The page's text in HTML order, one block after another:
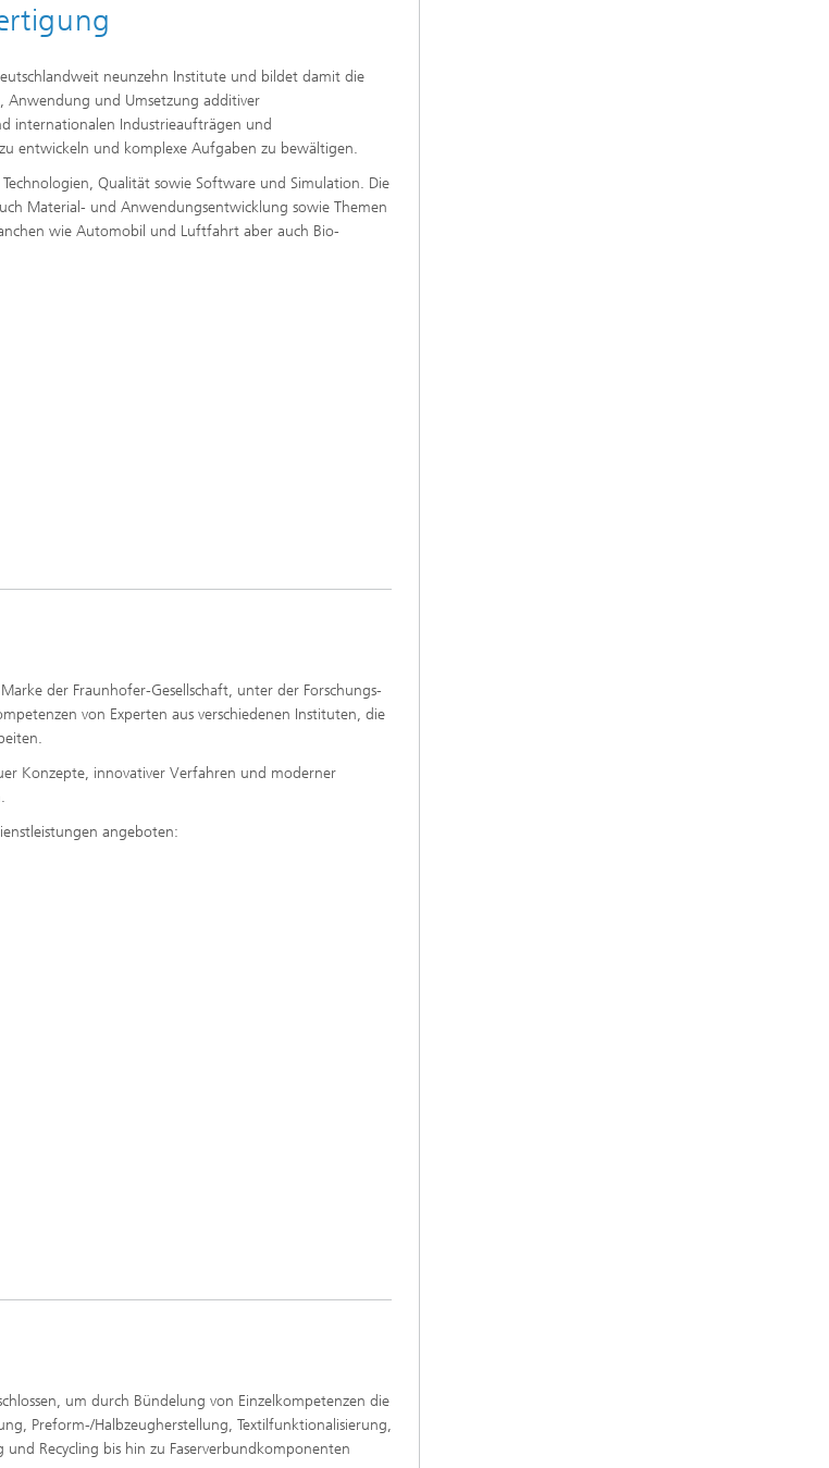
neunzehn Institute und bildet damit die
Anwendung und Umsetzung additiver
internationalen Industrieaufträgen und
entwickeln und komplexe Aufgaben zu bewältigen.
Qualität sowie Software und Simulation. Die
Material- und Anwendungsentwicklung sowie Themen
wie Automobil und Luftfahrt aber auch Bio-
der Fraunhofer-Gesellschaft, unter der Forschungs-
von Experten aus verschiedenen Instituten, die
Konzepte, innovativer Verfahren und moderner
angeboten:
um durch Bündelung von Einzelkompetenzen die
Preform-/Halbzeugherstellung, Textilfunktionalisierung,
Recycling bis hin zu Faserverbundkomponenten